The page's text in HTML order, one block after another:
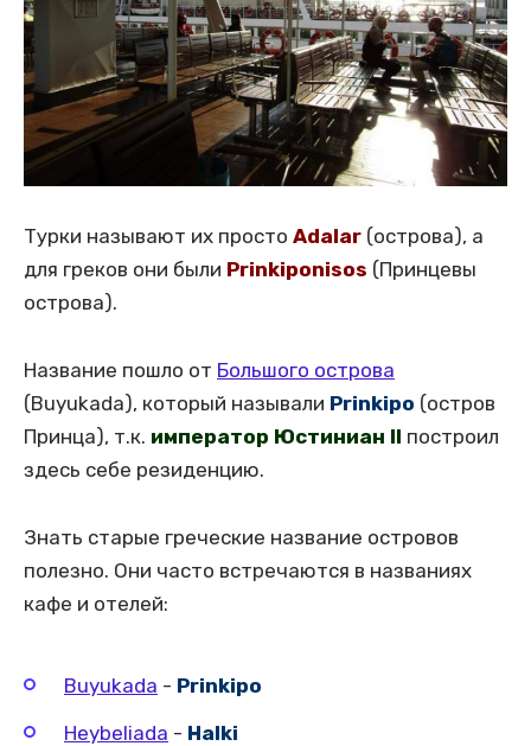
Турки называют их просто Adalar (острова), а
для греков они были Prinkiponisos (Принцевы
острова).
Название пошло от Большого острова
(Buyukada), который называли Prinkipo (остров
Принца), т.к. император Юстиниан II построил
здесь себе резиденцию.
Знать старые греческие название островов
полезно. Они часто встречаются в названиях
кафе и отелей:
Buyukada - Prinkipo
Heybeliada - Halki